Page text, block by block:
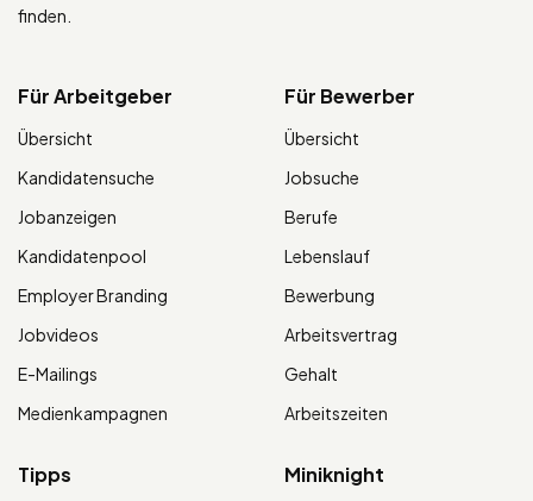
finden.
Für Arbeitgeber
Übersicht
Kandidatensuche
Jobanzeigen
Kandidatenpool
Employer Branding
Jobvideos
E-Mailings
Medienkampagnen
Für Bewerber
Übersicht
Jobsuche
Berufe
Lebenslauf
Bewerbung
Arbeitsvertrag
Gehalt
Arbeitszeiten
Tipps Miniknight